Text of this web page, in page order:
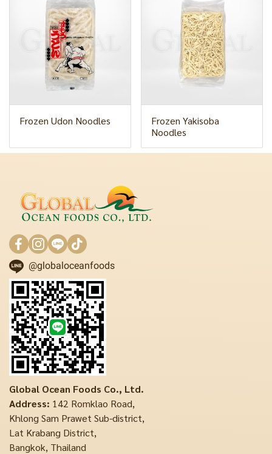
Frozen Udon Noodles
Frozen Yakisoba
Noodles
@globaloceanfoods
Global Ocean Foods Co., Ltd.
Address: 142 Romklao Road,
Khlong Sam Prawet Sub-district,
Lat Krabang District,
Bangkok, Thailand